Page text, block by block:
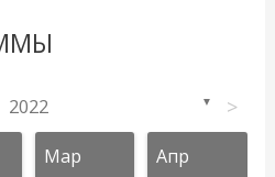
2022 ▼ >
Мар Апр